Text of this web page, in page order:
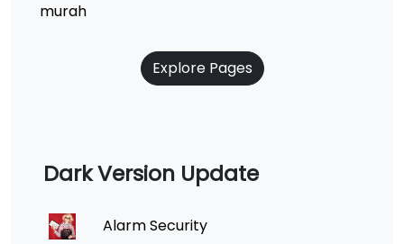
murah
Explore Pages
Dark Version Update
Alarm Security